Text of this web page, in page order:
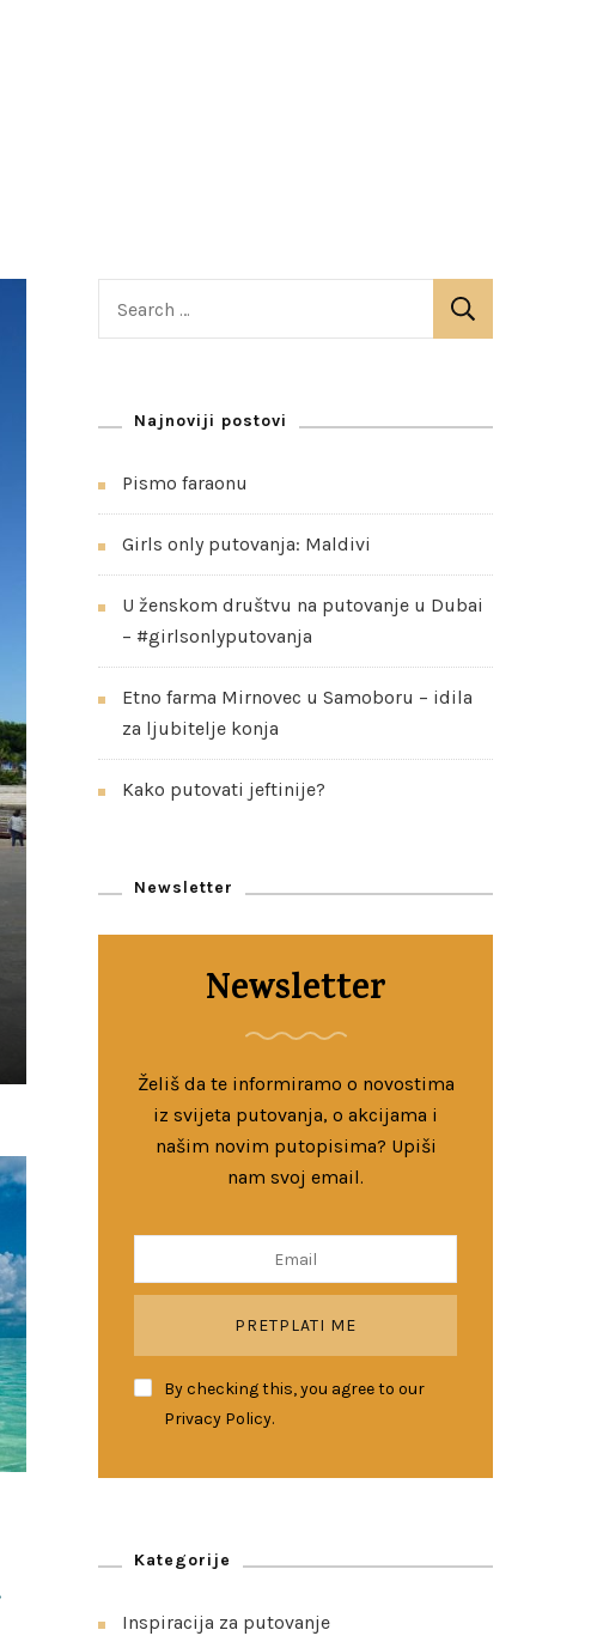
c
o
r
:
Najnoviji postovi
Pismo faraonu
Girls only putovanja: Maldivi
U ženskom društvu na putovanje u Dubai
– #girlsonlyputovanja
Etno farma Mirnovec u Samoboru – idila
za ljubitelje konja
Kako putovati jeftinije?
Newsletter
Newsletter
Želiš da te informiramo o novostima
iz svijeta putovanja, o akcijama i
našim novim putopisima? Upiši
nam svoj email.
By checking this, you agree to our
Privacy Policy.
Kategorije
Inspiracija za putovanje